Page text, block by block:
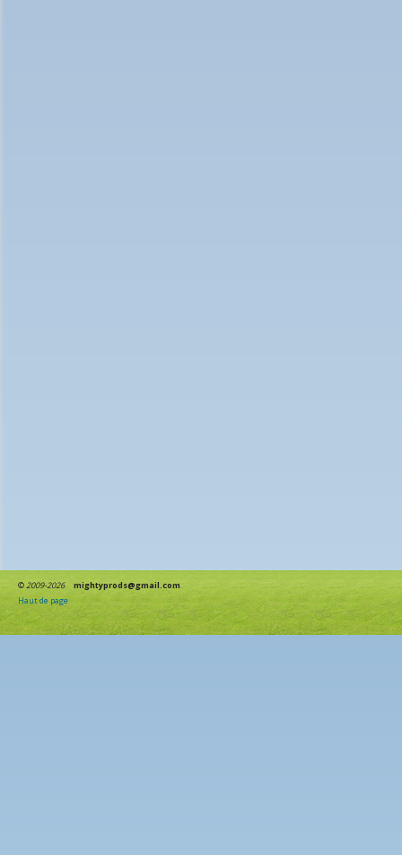
©2009-2026
mightyprods@gmail.com
Haut de page